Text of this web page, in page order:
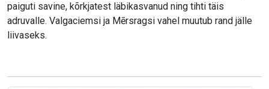
paiguti savine, kõrkjatest läbikasvanud ning tihti täis
adruvalle. Valgaciemsi ja Mērsragsi vahel muutub rand jälle
liivaseks.